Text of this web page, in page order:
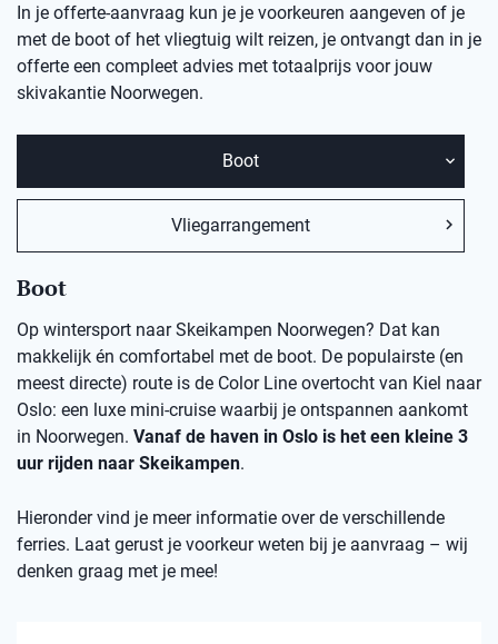
In je offerte-aanvraag kun je je voorkeuren aangeven of je
met de boot of het vliegtuig wilt reizen, je ontvangt dan in je
offerte een compleet advies met totaalprijs voor jouw
skivakantie Noorwegen.
Boot
Vliegarrangement
Boot
Op wintersport naar Skeikampen Noorwegen? Dat kan
makkelijk én comfortabel met de boot. De populairste (en
meest directe) route is de Color Line overtocht van Kiel naar
Oslo: een luxe mini-cruise waarbij je ontspannen aankomt
in Noorwegen. Vanaf de haven in Oslo is het een kleine 3
uur rijden naar Skeikampen.
Hieronder vind je meer informatie over de verschillende
ferries. Laat gerust je voorkeur weten bij je aanvraag – wij
denken graag met je mee!